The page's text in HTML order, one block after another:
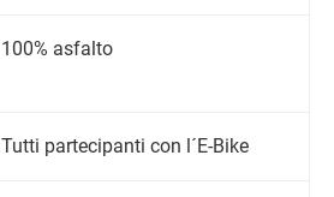
100% asfalto
Tutti partecipanti con l´E-Bike